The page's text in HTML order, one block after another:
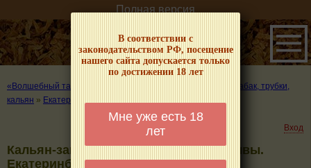
В соответствии с
законодательством РФ, посещение
нашего сайта допускается только
по достижении 18 лет
Мне уже есть 18
лет
Полная версия
«Волшебный табачок» – о табаке и курении
Где купить табак, трубки,
кальян » Екатеринбург
Вход
Кальян-закурян - информация и отзывы.
Екатеринбург